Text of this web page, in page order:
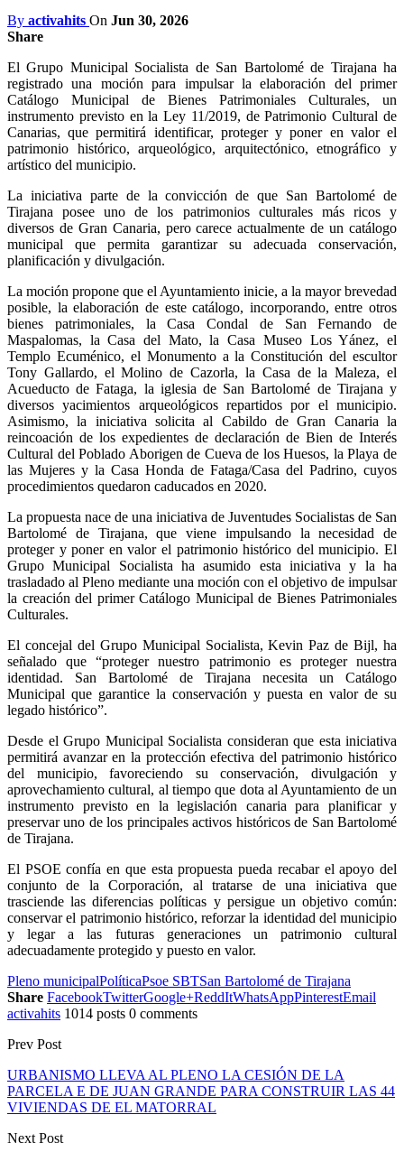
By activahits On Jun 30, 2026
Share
El Grupo Municipal Socialista de San Bartolomé de Tirajana ha
registrado una moción para impulsar la elaboración del primer
Catálogo Municipal de Bienes Patrimoniales Culturales, un
instrumento previsto en la Ley 11/2019, de Patrimonio Cultural de
Canarias, que permitirá identificar, proteger y poner en valor el
patrimonio histórico, arqueológico, arquitectónico, etnográfico y
artístico del municipio.
La iniciativa parte de la convicción de que San Bartolomé de
Tirajana posee uno de los patrimonios culturales más ricos y
diversos de Gran Canaria, pero carece actualmente de un catálogo
municipal que permita garantizar su adecuada conservación,
planificación y divulgación.
La moción propone que el Ayuntamiento inicie, a la mayor brevedad
posible, la elaboración de este catálogo, incorporando, entre otros
bienes patrimoniales, la Casa Condal de San Fernando de
Maspalomas, la Casa del Mato, la Casa Museo Los Yánez, el
Templo Ecuménico, el Monumento a la Constitución del escultor
Tony Gallardo, el Molino de Cazorla, la Casa de la Maleza, el
Acueducto de Fataga, la iglesia de San Bartolomé de Tirajana y
diversos yacimientos arqueológicos repartidos por el municipio.
Asimismo, la iniciativa solicita al Cabildo de Gran Canaria la
reincoación de los expedientes de declaración de Bien de Interés
Cultural del Poblado Aborigen de Cueva de los Huesos, la Playa de
las Mujeres y la Casa Honda de Fataga/Casa del Padrino, cuyos
procedimientos quedaron caducados en 2020.
La propuesta nace de una iniciativa de Juventudes Socialistas de San
Bartolomé de Tirajana, que viene impulsando la necesidad de
proteger y poner en valor el patrimonio histórico del municipio. El
Grupo Municipal Socialista ha asumido esta iniciativa y la ha
trasladado al Pleno mediante una moción con el objetivo de impulsar
la creación del primer Catálogo Municipal de Bienes Patrimoniales
Culturales.
El concejal del Grupo Municipal Socialista, Kevin Paz de Bijl, ha
señalado que “proteger nuestro patrimonio es proteger nuestra
identidad. San Bartolomé de Tirajana necesita un Catálogo
Municipal que garantice la conservación y puesta en valor de su
legado histórico”.
Desde el Grupo Municipal Socialista consideran que esta iniciativa
permitirá avanzar en la protección efectiva del patrimonio histórico
del municipio, favoreciendo su conservación, divulgación y
aprovechamiento cultural, al tiempo que dota al Ayuntamiento de un
instrumento previsto en la legislación canaria para planificar y
preservar uno de los principales activos históricos de San Bartolomé
de Tirajana.
El PSOE confía en que esta propuesta pueda recabar el apoyo del
conjunto de la Corporación, al tratarse de una iniciativa que
trasciende las diferencias políticas y persigue un objetivo común:
conservar el patrimonio histórico, reforzar la identidad del municipio
y legar a las futuras generaciones un patrimonio cultural
adecuadamente protegido y puesto en valor.
Pleno municipalPolíticaPsoe SBTSan Bartolomé de Tirajana
Share FacebookTwitterGoogle+ReddItWhatsAppPinterestEmail
activahits 1014 posts 0 comments
Prev Post
URBANISMO LLEVA AL PLENO LA CESIÓN DE LA
PARCELA E DE JUAN GRANDE PARA CONSTRUIR LAS 44
VIVIENDAS DE EL MATORRAL
Next Post